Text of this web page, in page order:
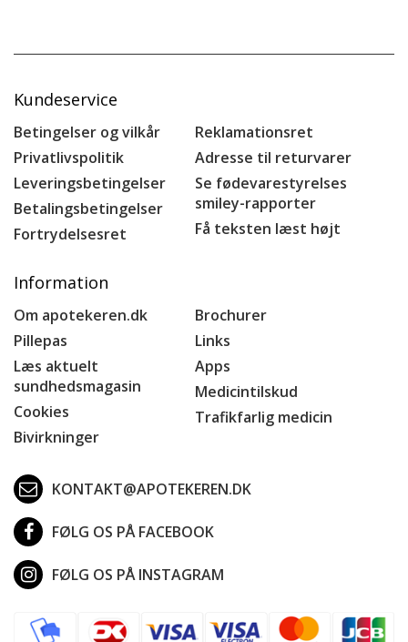
Kundeservice
Betingelser og vilkår
Privatlivspolitik
Leveringsbetingelser
Betalingsbetingelser
Fortrydelsesret
Reklamationsret
Adresse til returvarer
Se fødevarestyrelses
smiley-rapporter
Få teksten læst højt
Information
Om apotekeren.dk
Pillepas
Læs aktuelt
sundhedsmagasin
Cookies
Bivirkninger
Brochurer
Links
Apps
Medicintilskud
Trafikfarlig medicin
KONTAKT@APOTEKEREN.DK
FØLG OS PÅ FACEBOOK
FØLG OS PÅ INSTAGRAM